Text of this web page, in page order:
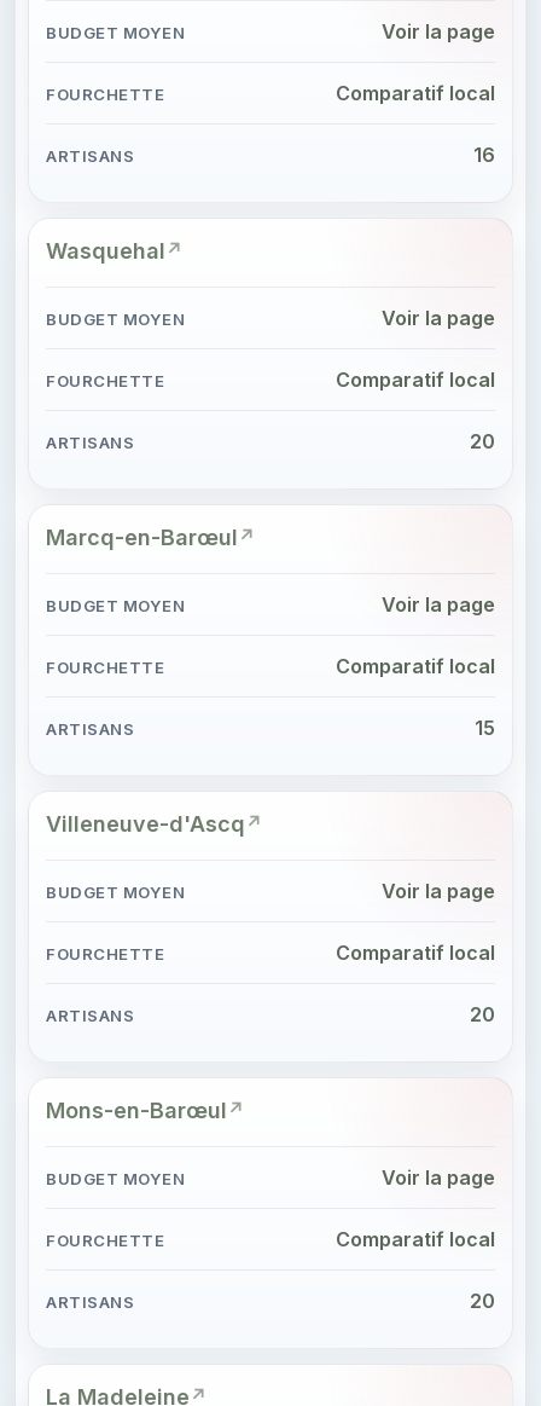
Voir la page
Comparatif local
16
Wasquehal
Voir la page
Comparatif local
20
Marcq-en-Barœul
Voir la page
Comparatif local
15
Villeneuve-d'Ascq
Voir la page
Comparatif local
20
Mons-en-Barœul
Voir la page
Comparatif local
20
La Madeleine